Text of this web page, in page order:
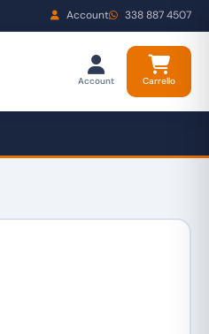
Account 338 887 4507
Account Carrello